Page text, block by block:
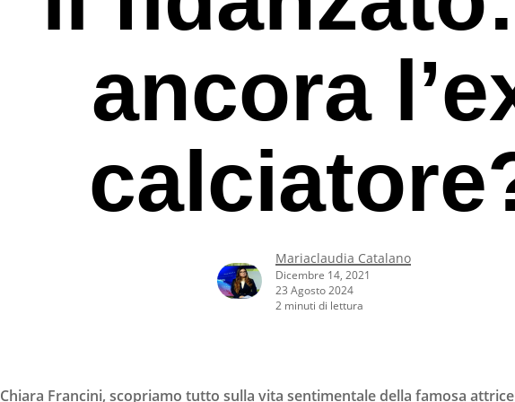
ancora
Mariaclaudia Catalano
Dicembre 14, 2021
23 Agosto 2024
2 minuti di lettura
Chiara Francini, scopriamo tutto sulla vita sentimentale della famosa